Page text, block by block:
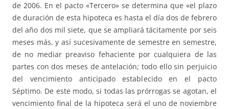
de 2006. En el pacto «Tercero» se determina que «el plazo
de duración de esta hipoteca es hasta el día dos de febrero
del año dos mil siete, que se ampliará tácitamente por seis
meses más, y así sucesivamente de semestre en semestre,
de no mediar preaviso fehaciente por cualquiera de las
partes con dos meses de antelación; todo ello sin perjuicio
del vencimiento anticipado establecido en el pacto
Séptimo. De este modo, si todas las prórrogas se agotan, el
vencimiento final de la hipoteca será el uno de noviembre